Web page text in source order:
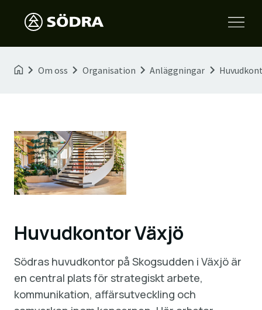
Om oss Organisation Anläggningar
Huvudkontor Växjö
Södras huvudkontor på Skogsudden i Växjö är
en central plats för strategiskt arbete,
kommunikation, affärsutveckling och